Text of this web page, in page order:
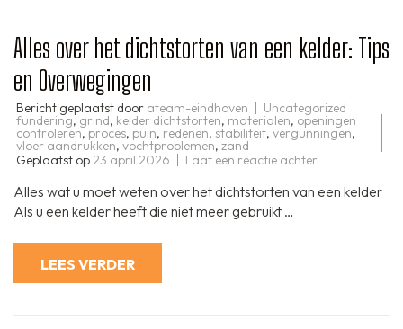
Alles over het dichtstorten van een kelder: Tips
en Overwegingen
Bericht geplaatst door ateam-eindhoven Uncategorized
fundering, grind, kelder dichtstorten, materialen, openingen
controleren, proces, puin, redenen, stabiliteit, vergunningen,
vloer aandrukken, vochtproblemen, zand
Geplaatst op 23 april 2026 Laat een reactie achter
het
Alles wat u moet weten over het dichtstorten van een kelder
Als u een kelder heeft die niet meer gebruikt …
LEES VERDER